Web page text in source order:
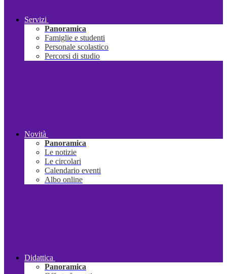
Servizi
Panoramica
Famiglie e studenti
Personale scolastico
Percorsi di studio
Novità
Panoramica
Le notizie
Le circolari
Calendario eventi
Albo online
Didattica
Panoramica